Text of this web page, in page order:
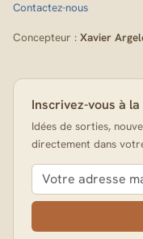
Contactez-nous
Concepteur : Xavier
Inscrivez-vous à
Idées de sorties,
directement dans